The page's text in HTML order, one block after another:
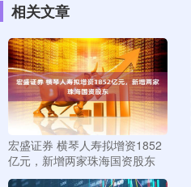
相关文章
宏盛证券 横琴人寿拟增资1852
亿元，新增两家珠海国资股东